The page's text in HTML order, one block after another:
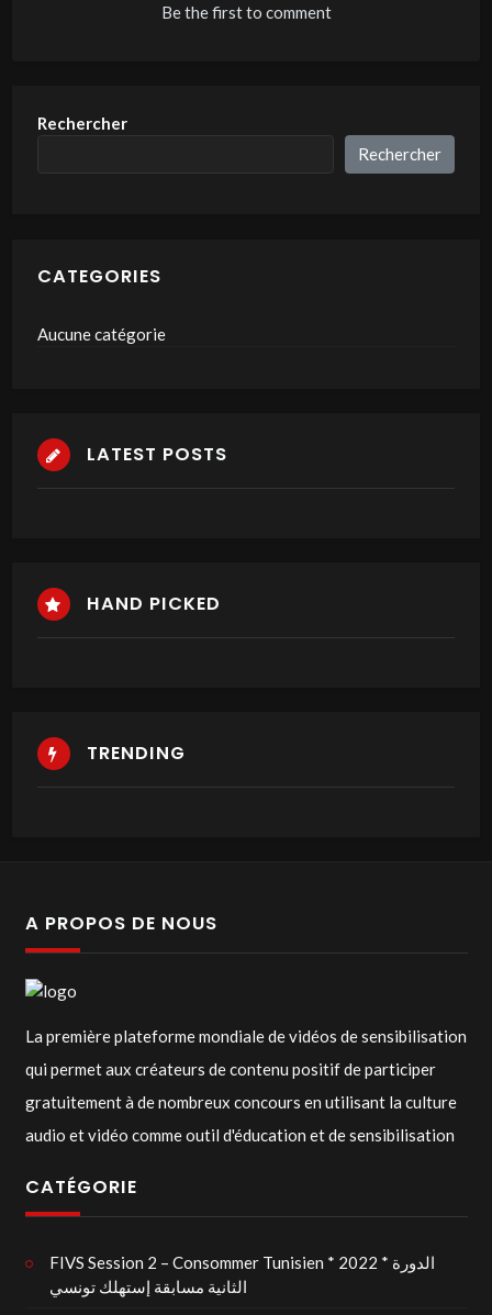
Be the first to comment
Rechercher
Rechercher
CATEGORIES
Aucune catégorie
LATEST POSTS
HAND PICKED
TRENDING
A PROPOS DE NOUS
La première plateforme mondiale de vidéos de sensibilisation
qui permet aux créateurs de contenu positif de participer
gratuitement à de nombreux concours en utilisant la culture
audio et vidéo comme outil d'éducation et de sensibilisation
CATÉGORIE
FIVS Session 2 – Consommer Tunisien * 2022 * الدورة
الثانية مسابقة إستهلك تونسي